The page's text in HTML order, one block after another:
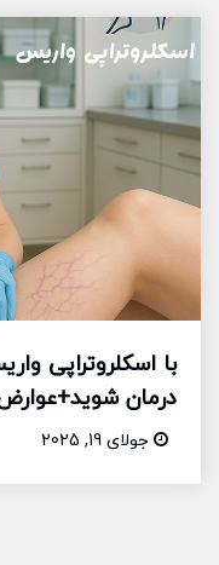
درمان
جولای 19, 2025